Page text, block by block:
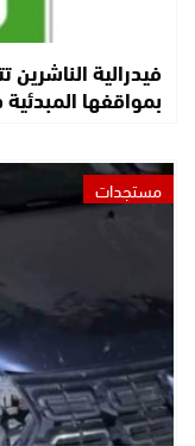
فيدرالية الناشرين
بمواقفها
مستجدات